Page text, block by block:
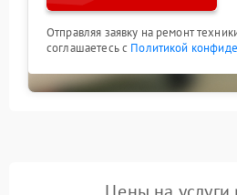
Отправляя заявку на ремонт
соглашаетесь с Политикой